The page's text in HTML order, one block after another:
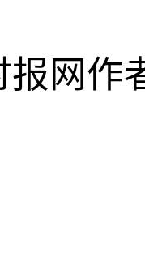
网作